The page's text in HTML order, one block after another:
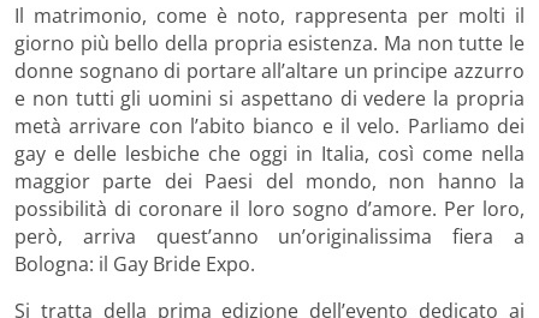
Il matrimonio, come è noto, rappresenta per molti il
giorno più bello della propria esistenza. Ma non tutte le
donne sognano di portare all’altare un principe azzurro
e non tutti gli uomini si aspettano di vedere la propria
metà arrivare con l’abito bianco e il velo. Parliamo dei
gay e delle lesbiche che oggi in Italia, così come nella
maggior parte dei Paesi del mondo, non hanno la
possibilità di coronare il loro sogno d’amore. Per loro,
però, arriva quest’anno un’originalissima fiera a
Bologna: il Gay Bride Expo.
Si tratta della prima edizione dell’evento dedicato ai